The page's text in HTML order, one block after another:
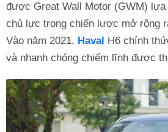
được Great Wall Motor (GWM) lựa
chủ lực trong chiến lược mở rộng
Vào năm 2021, Haval H6 chính
và nhanh chóng chiếm lĩnh được